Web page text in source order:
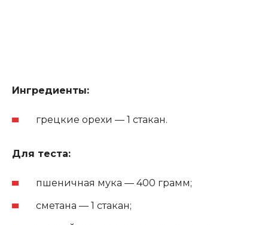
Ингредиенты:
грецкие орехи — 1 стакан.
Для теста:
пшеничная мука — 400 грамм;
сметана — 1 стакан;